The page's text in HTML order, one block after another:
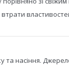
та насіння.